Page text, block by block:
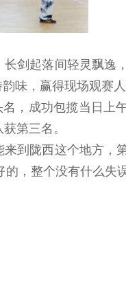
剑起落间轻灵飘逸
味，赢得现场观赛人
，成功包揽当日上
第三名。
到陇西这个地方，
，整个没有什么失